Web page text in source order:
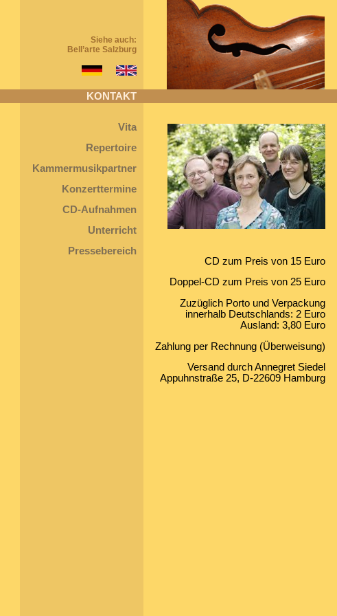
Siehe auch:
Bell’arte Salzburg
KONTAKT
Vita
Repertoire
Kammermusikpartner
Konzerttermine
CD-Aufnahmen
Unterricht
Pressebereich
CD zum Preis von 15 Euro
Doppel-CD zum Preis von 25 Euro
Zuzüglich Porto und Verpackung
innerhalb Deutschlands: 2 Euro
Ausland: 3,80 Euro
Zahlung per Rechnung (Überweisung)
Versand durch Annegret Siedel
Appuhnstraße 25, D-22609 Hamburg